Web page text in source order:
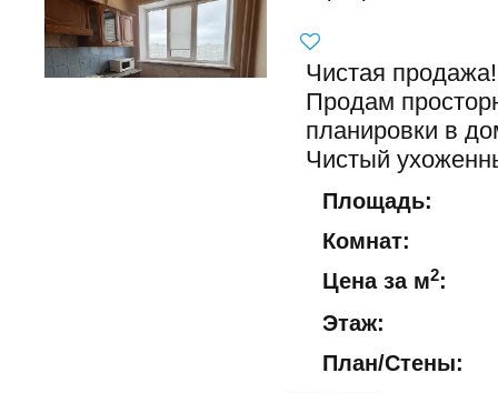
Чистая
Продам
планировки в
Чистый
Площадь:
Комнат:
Цена за м2:
Этаж:
План/Стены: